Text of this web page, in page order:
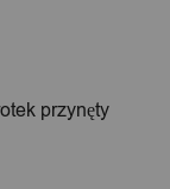
przynęty